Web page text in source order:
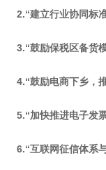
2.“建立行业协同标
3.“鼓励保税区备货
4.“鼓励电商下乡，
5.“加快推进电子发
6.“互联网征信体系